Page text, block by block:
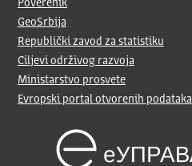
Poverenik
GeoSrbija
Republički zavod za statistiku
Ciljevi održivog razvoja
Ministarstvo prosvete
Evropski portal otvorenih podataka